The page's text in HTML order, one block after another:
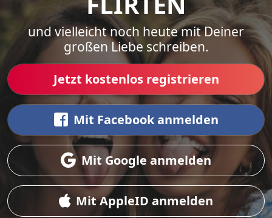
und vielleicht noch heute mit Deiner
großen Liebe schreiben.
Jetzt kostenlos registrieren
Mit Facebook anmelden
Mit Google anmelden
Mit AppleID anmelden